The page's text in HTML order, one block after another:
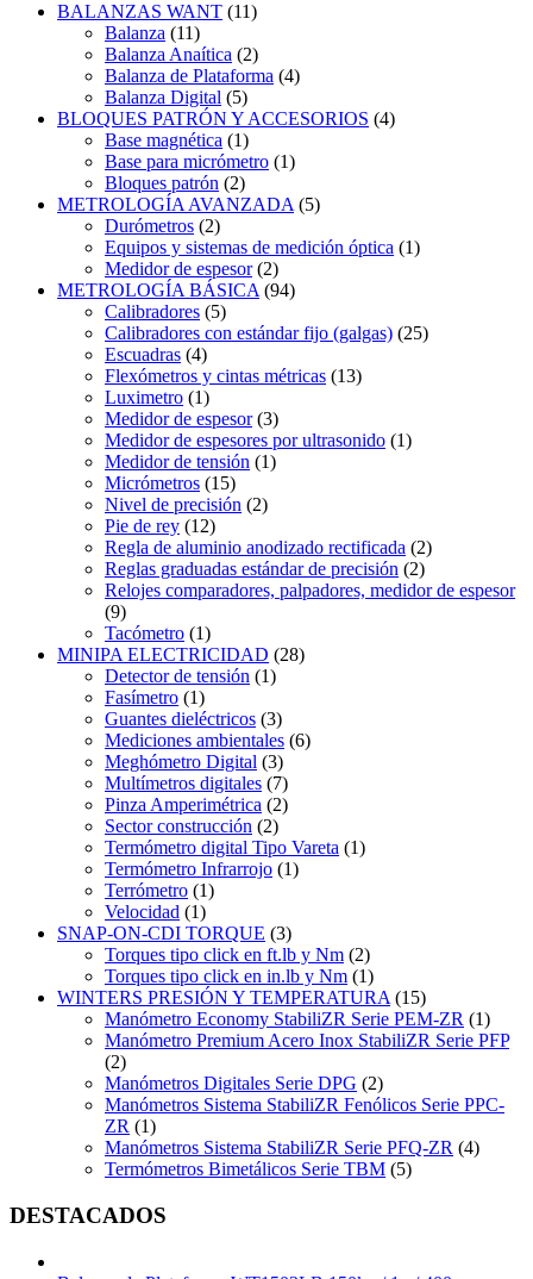
BALANZAS WANT (11)
Balanza (11)
Balanza Anaítica (2)
Balanza de Plataforma (4)
Balanza Digital (5)
BLOQUES PATRÓN Y ACCESORIOS (4)
Base magnética (1)
Base para micrómetro (1)
Bloques patrón (2)
METROLOGÍA AVANZADA (5)
Durómetros (2)
Equipos y sistemas de medición óptica (1)
Medidor de espesor (2)
METROLOGÍA BÁSICA (94)
Calibradores (5)
Calibradores con estándar fijo (galgas) (25)
Escuadras (4)
Flexómetros y cintas métricas (13)
Luximetro (1)
Medidor de espesor (3)
Medidor de espesores por ultrasonido (1)
Medidor de tensión (1)
Micrómetros (15)
Nivel de precisión (2)
Pie de rey (12)
Regla de aluminio anodizado rectificada (2)
Reglas graduadas estándar de precisión (2)
Relojes comparadores, palpadores, medidor de espesor
(9)
Tacómetro (1)
MINIPA ELECTRICIDAD (28)
Detector de tensión (1)
Fasímetro (1)
Guantes dieléctricos (3)
Mediciones ambientales (6)
Meghómetro Digital (3)
Multímetros digitales (7)
Pinza Amperimétrica (2)
Sector construcción (2)
Termómetro digital Tipo Vareta (1)
Termómetro Infrarrojo (1)
Terrómetro (1)
Velocidad (1)
SNAP-ON-CDI TORQUE (3)
Torques tipo click en ft.lb y Nm (2)
Torques tipo click en in.lb y Nm (1)
WINTERS PRESIÓN Y TEMPERATURA (15)
Manómetro Economy StabiliZR Serie PEM-ZR (1)
Manómetro Premium Acero Inox StabiliZR Serie PFP
(2)
Manómetros Digitales Serie DPG (2)
Manómetros Sistema StabiliZR Fenólicos Serie PPC-
ZR (1)
Manómetros Sistema StabiliZR Serie PFQ-ZR (4)
Termómetros Bimetálicos Serie TBM (5)
DESTACADOS